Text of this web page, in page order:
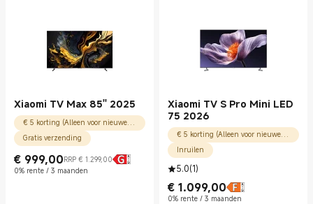
Xiaomi TV Max 85'' 2025
€ 5 korting (Alleen voor nieuwe gebruikers)
Gratis verzending
€ 999,00
Current Price € 999.00RRP € 1.299,00
Marktprijs € 1.299,00
0% rente / 3 maanden
Xiaomi TV S Pro Mini LED
75 2026
€ 5 korting (Alleen voor nieuwe gebruikers)
Inruilen
5.0(1)
€ 1.099,00
Current Price € 1099.00
0% rente / 3 maanden